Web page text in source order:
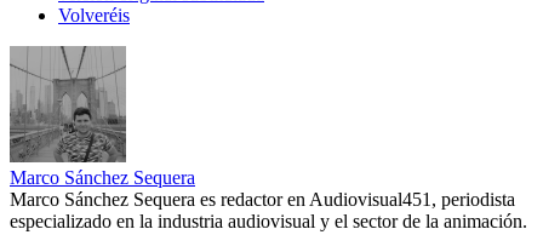
Volveréis
Marco Sánchez Sequera
Marco Sánchez Sequera es redactor en Audiovisual451, periodista
especializado en la industria audiovisual y el sector de la animación.